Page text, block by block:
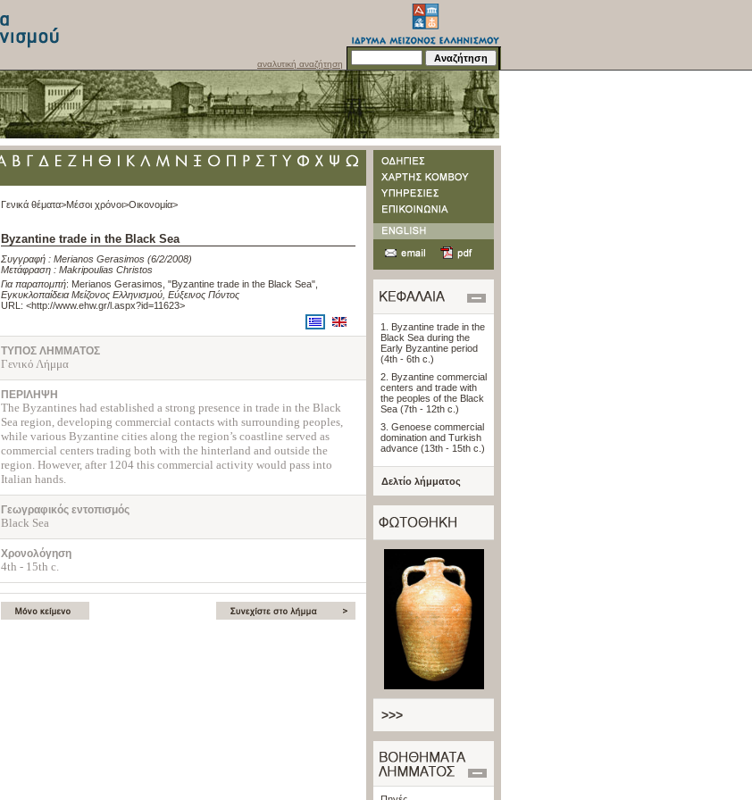
αναλυτική αναζήτηση
Γενικά θέματα>Μέσοι χρόνοι>Οικονομία>
Byzantine trade in the Black Sea
Συγγραφή : Merianos Gerasimos (6/2/2008)
Μετάφραση : Makripoulias Christos
Για παραπομπή: Merianos Gerasimos, "Byzantine trade in the Black Sea"
Εγκυκλοπαίδεια Μείζονος Ελληνισμού, Εύξεινος Πόντος
URL: <http://www.ehw.gr/l.aspx?id=11623>
ΤΥΠΟΣ ΛΗΜΜΑΤΟΣ
Γενικό Λήμμα
ΠΕΡΙΛΗΨΗ
The Byzantines had established a strong presence in trade in the Black
Sea region, developing commercial contacts with surrounding peoples,
while various Byzantine cities along the region’s coastline served as
commercial centers trading both with the hinterland and outside the
region. However, after 1204 this commercial activity would pass into
Italian hands.
Γεωγραφικός εντοπισμός
Black Sea
Χρονολόγηση
4th - 15th c.
1. Byzantine trade in the
Black Sea during the
Early Byzantine period
(4th - 6th c.)
2. Byzantine commercial
centers and trade with
the peoples of the Black
Sea (7th - 12th c.)
3. Genoese commercial
domination and Turkish
advance (13th - 15th c.)
Δελτίο λήμματος
>>>